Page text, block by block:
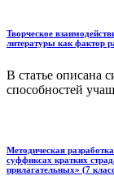
Творческое
литературы как фактор
В статье описана
способностей
Методическая
суффиксах кратких
прилагательных» (7